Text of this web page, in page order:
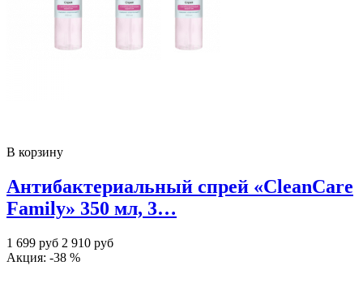
В корзину
Антибактериальный спрей «CleanCare
Family» 350 мл, 3…
1 699 руб 2 910 руб
Акция: -38 %